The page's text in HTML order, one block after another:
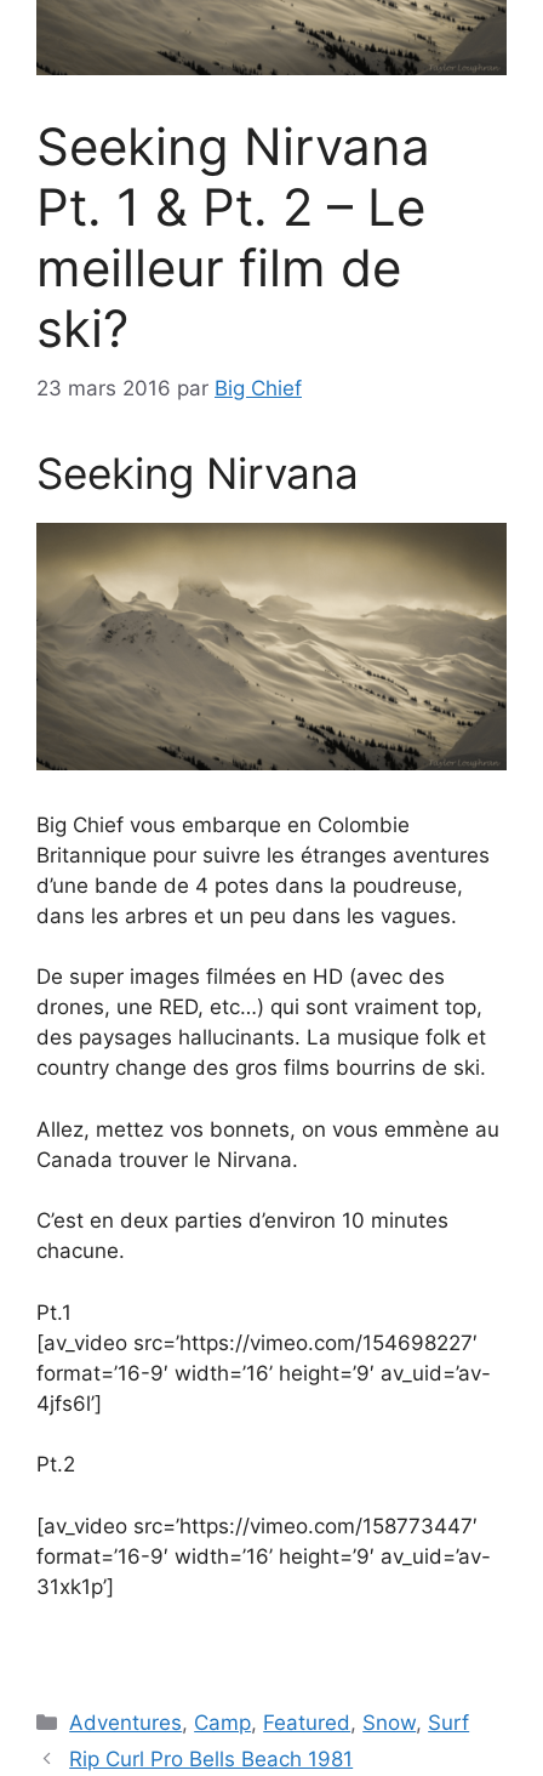
Seeking Nirvana
Pt. 1 & Pt. 2 – Le
meilleur film de
ski?
23 mars 2016 par Big Chief
Seeking Nirvana
Big Chief vous embarque en Colombie
Britannique pour suivre les étranges aventures
d’une bande de 4 potes dans la poudreuse,
dans les arbres et un peu dans les vagues.
De super images filmées en HD (avec des
drones, une RED, etc…) qui sont vraiment top,
des paysages hallucinants. La musique folk et
country change des gros films bourrins de ski.
Allez, mettez vos bonnets, on vous emmène au
Canada trouver le Nirvana.
C’est en deux parties d’environ 10 minutes
chacune.
Pt.1
[av_video src=’https://vimeo.com/154698227′
format=’16-9′ width=’16’ height=’9′ av_uid=’av-
4jfs6l’]
Pt.2
[av_video src=’https://vimeo.com/158773447′
format=’16-9′ width=’16’ height=’9′ av_uid=’av-
31xk1p’]
Catégories
Adventures, Camp, Featured, Snow, Surf
Rip Curl Pro Bells Beach 1981